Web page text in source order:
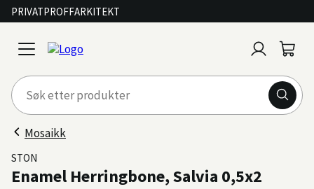
PRIVATPROFFARKITEKT
open
menu
inn
Mosaikk
STON
Enamel Herringbone, Salvia 0,5x2